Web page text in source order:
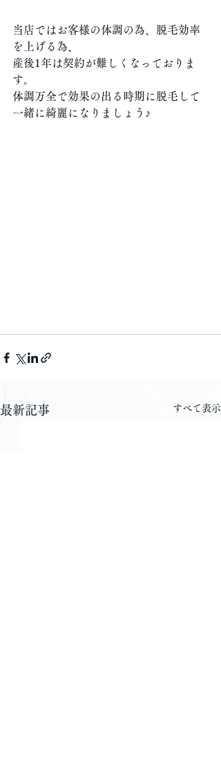
当店ではお客様の体調の為、脱毛効率
を上げる為、
産後1年は契約が難しくなっておりま
す。
体調万全で効果の出る時期に脱毛して
一緒に綺麗になりましょう♪
最新記事 すべて表示